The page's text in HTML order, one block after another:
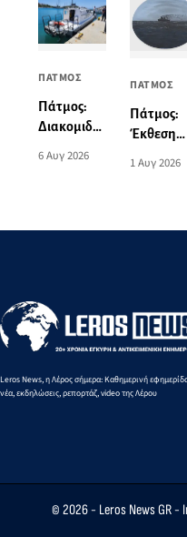
ΠΑΤΜΟΣ
Πάτμος:
Διακομιδή
στη Λέρο
6 Αυγ 2026
ΠΑΤΜΟΣ
Πάτμος:
Έκθεση
του
1 Αυγ 2026
Leros News, η Λέρος σήμερα: Καθημερινή
νέα, εκδηλώσεις, ρεπορτάζ, video της Λέρου
© 2026 - Leros News GR-